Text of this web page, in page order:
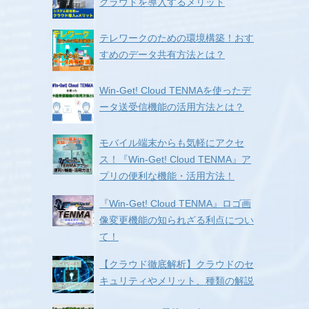
クラウドを導入するメリット
テレワークのための環境構築！おす
すめのデータ共有方法とは？
Win-Get! Cloud TENMAを使ったデ
ータ送受信機能の活用方法とは？
モバイル端末からも気軽にアクセ
ス！『Win-Get! Cloud TENMA』ア
プリの便利な機能・活用方法！
『Win-Get! Cloud TENMA』ロゴ画
像変更機能の知られざる利点につい
て！
【クラウド徹底解析】クラウドのセ
キュリティやメリット、種類の解説